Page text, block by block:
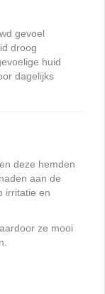
gevoel
droog
huid
dagelijks
deze hemden
aan de
irritatie en
ze mooi